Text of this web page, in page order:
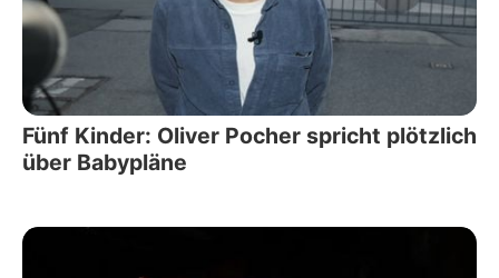
Fünf Kinder: Oliver Pocher spricht plötzlich
über Babypläne